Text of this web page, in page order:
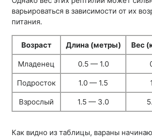
варьироваться в зависимости от их
питания.
Возраст Длина (метры) Вес
Младенец 0.5 — 1.0
Подросток 1.0 — 1.5
Взрослый 1.5 — 3.0
Как видно из таблицы, вараны